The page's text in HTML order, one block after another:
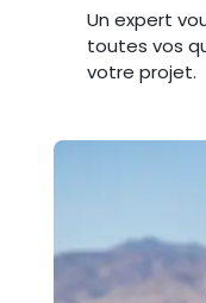
Un expert
toutes vos
votre projet.